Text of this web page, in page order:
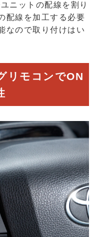
ニットの配線を割り
配線を加工する必要
なので取り付けはい
リモコンでON